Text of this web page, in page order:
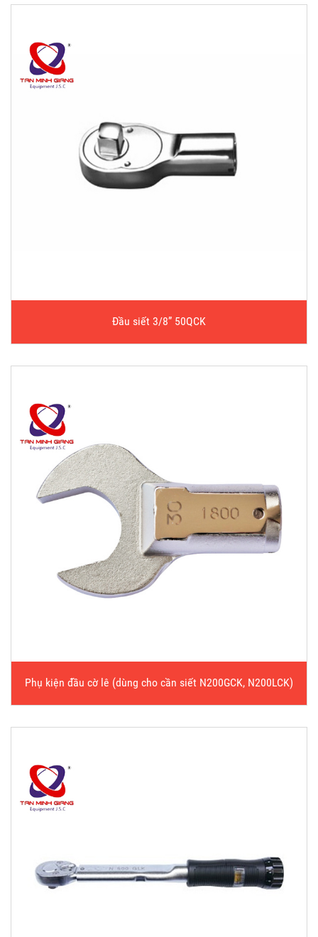
Đầu siết 3/8” 50QCK
Phụ kiện đầu cờ lê (dùng cho cần siết N200GCK, N200LCK)